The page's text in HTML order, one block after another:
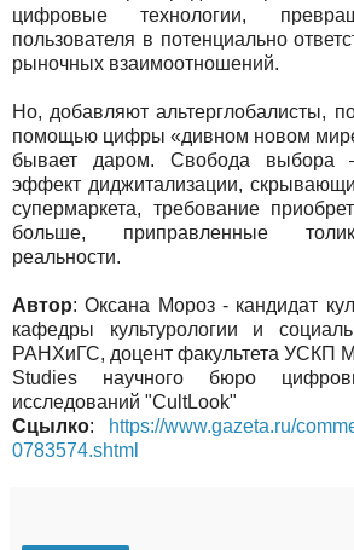
цифровые технологии,
пользователя в потенциально
рыночных взаимоотношений.
Но, добавляют альтерглобалисты,
помощью цифры «дивном новом
бывает даром. Свобода
эффект диджитализации,
супермаркета, требование
больше, приправленные
реальности.
Автор: Оксана Мороз - кандидат
кафедры культурологии и
РАНХиГС, доцент факультета
Studies научного бюро
исследований "CultLook"
Сцылко:
https://www.gazeta.ru/
0783574.shtml